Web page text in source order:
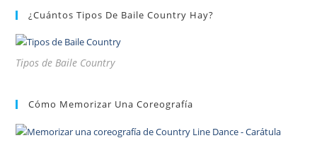
¿Cuántos Tipos De Baile Country Hay?
Tipos de Baile Country
Cómo Memorizar Una Coreografía